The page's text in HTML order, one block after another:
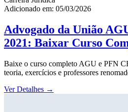
Adicionado em: 05/03/2026
Advogado da União
2021: Baixar Curso
Baixe o curso completo AGU e PFN
teoria, exercícios e professores
Ver Detalhes →